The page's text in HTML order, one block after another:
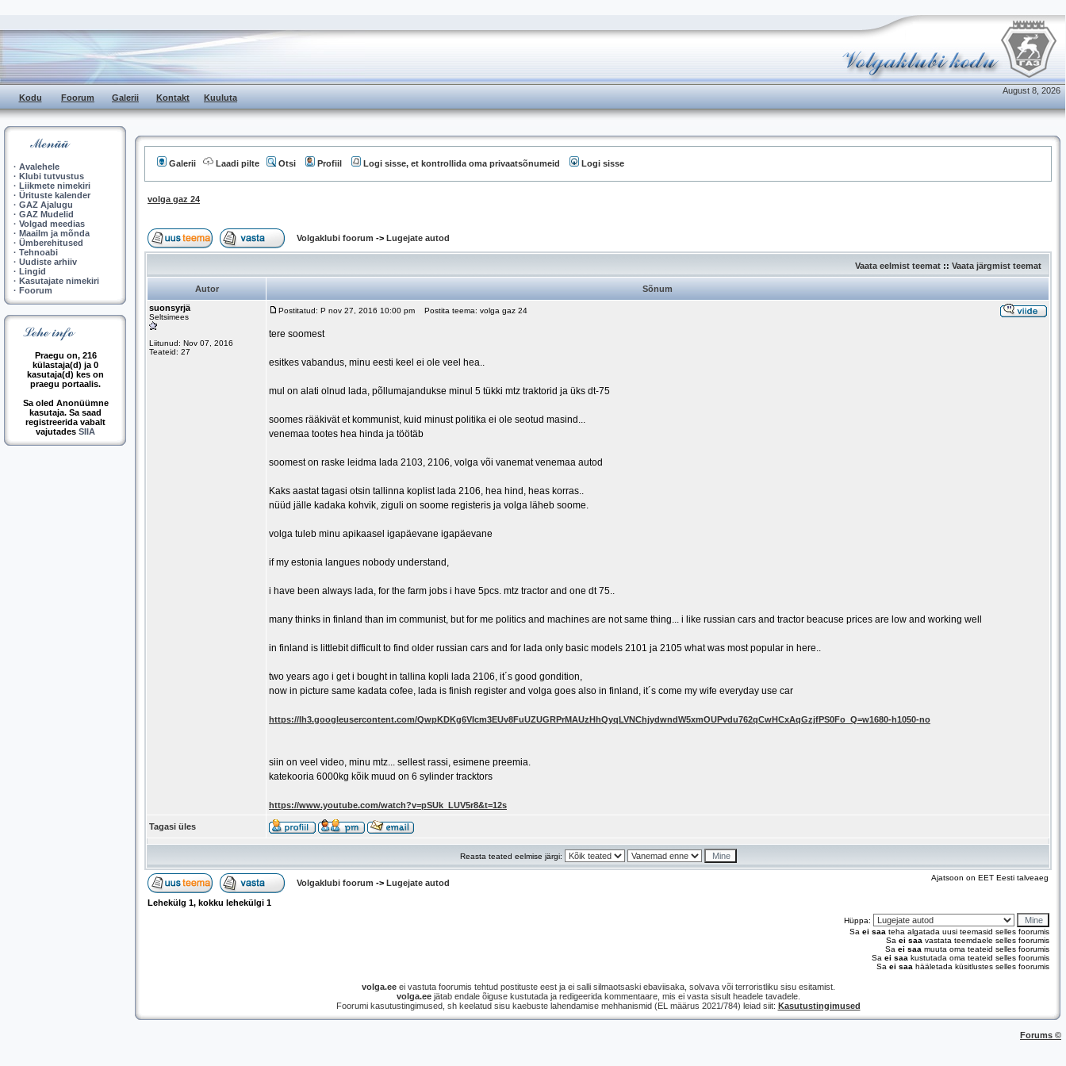
Kodu Foorum Galerii Kontakt Kuuluta
August 8, 2026
· Avalehele
· Klubi tutvustus
· Liikmete nimekiri
· Ürituste kalender
· GAZ Ajalugu
· GAZ Mudelid
· Volgad meedias
· Maailm ja mõnda
· Ümberehitused
· Tehnoabi
· Uudiste arhiiv
· Lingid
· Kasutajate nimekiri
· Foorum
Praegu on, 216
külastaja(d) ja 0
kasutaja(d) kes on
praegu portaalis.
Sa oled Anonüümne
kasutaja. Sa saad
registreerida vabalt
vajutades SIIA
Galerii Laadi pilte Otsi Profiil Logi sisse, et kontrollida oma privaatsõnumeid Logi sisse
volga gaz 24
Volgaklubi foorum -> Lugejate autod
Vaata eelmist teemat :: Vaata järgmist teemat
Autor
Sõnum
suonsyrjä
Seltsimees
Liitunud: Nov 07, 2016
Teateid: 27
Postitatud: P nov 27, 2016 10:00 pm Postita teema: volga gaz 24
tere soomest
esitkes vabandus, minu eesti keel ei ole veel hea..
mul on alati olnud lada, põllumajandukse minul 5 tükki mtz traktorid ja üks dt-75
soomes rääkivät et kommunist, kuid minust politika ei ole seotud masind...
venemaa tootes hea hinda ja töötäb
soomest on raske leidma lada 2103, 2106, volga või vanemat venemaa autod
Kaks aastat tagasi otsin tallinna koplist lada 2106, hea hind, heas korras..
nüüd jälle kadaka kohvik, ziguli on soome registeris ja volga läheb soome.
volga tuleb minu apikaasel igapäevane igapäevane
if my estonia langues nobody understand,
i have been always lada, for the farm jobs i have 5pcs. mtz tractor and one dt 75..
many thinks in finland than im communist, but for me politics and machines are not same thing... i like russian cars and tractor beacuse prices are low and working well
in finland is littlebit difficult to find older russian cars and for lada only basic models 2101 ja 2105 what was most popular in here..
two years ago i get i bought in tallina kopli lada 2106, it´s good gondition,
now in picture same kadata cofee, lada is finish register and volga goes also in finland, it´s come my wife everyday use car
https://lh3.googleusercontent.com/QwpKDKg6VIcm3EUv8FuUZUGRPrMAUzHhQyqLVNChjydwndW5xmOUPvdu762qCwHCxAqGzjfPS0Fo_Q=w1680-h1050-no
siin on veel video, minu mtz... sellest rassi, esimene preemia.
katekooria 6000kg kõik muud on 6 sylinder tracktors
https://www.youtube.com/watch?v=pSUk_LUV5r8&t=12s
Tagasi üles
Reasta teated eelmise järgi:
Volgaklubi foorum -> Lugejate autod
Ajatsoon on EET Eesti talveaeg
Lehekülg 1, kokku lehekülgi 1
Hüppa:
Sa ei saa teha algatada uusi teemasid selles foorumis
Sa ei saa vastata teemdaele selles foorumis
Sa ei saa muuta oma teateid selles foorumis
Sa ei saa kustutada oma teateid selles foorumis
Sa ei saa hääletada küsitlustes selles foorumis
volga.eeei vastuta foorumis tehtud postituste eest ja ei salli silmaotsaski ebaviisaka, solvava või terroristliku sisu esitamist.
volga.eejätab endale õiguse kustutada ja redigeerida kommentaare, mis ei vasta sisult headele tavadele.
Foorumi kasutustingimused, sh keelatud sisu kaebuste lahendamise mehhanismid (EL määrus 2021/784) leiad siit: Kasutustingimused
Forums ©